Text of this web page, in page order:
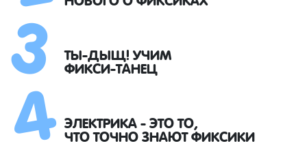
ТЫ-ДЫЩ! УЧИМ
ФИКСИ-ТАНЕЦ
ЭЛЕКТРИКА - ЭТО ТО,
ЧТО ТОЧНО ЗНАЮТ ФИКСИКИ